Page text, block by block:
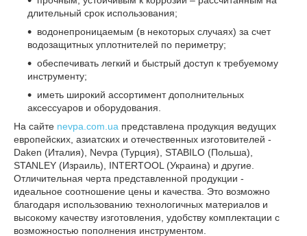
длительный срок использования;
водонепроницаемым (в некоторых случаях) за счет
водозащитных уплотнителей по периметру;
обеспечивать легкий и быстрый доступ к требуемому
инструменту;
иметь широкий ассортимент дополнительных
аксессуаров и оборудования.
На сайте nevpa.com.ua представлена продукция ведущих
европейских, азиатских и отечественных изготовителей -
Daken (Италия), Nevpa (Турция), STABILO (Польша),
STANLEY (Израиль), INTERTOOL (Украина) и другие.
Отличительная черта представленной продукции -
идеальное соотношение цены и качества. Это возможно
благодаря использованию технологичных материалов и
высокому качеству изготовления, удобству комплектации с
возможностью пополнения инструментом.